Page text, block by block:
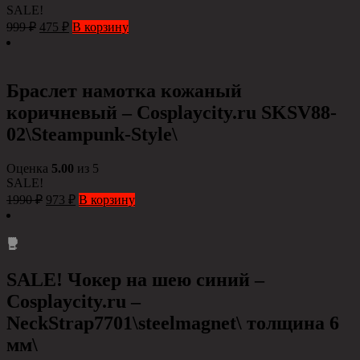
SALE!
999₽ 475 ₽ В корзину
Браслет намотка кожаный
коричневый – Сosplaycity.ru SKSV88-
02\Steampunk-Style\
Оценка 5.00 из 5
SALE!
1990₽ 973 ₽ В корзину
SALE! Чокер на шею синий –
Cosplaycity.ru –
NeckStrap7701\steelmagnet\ толщина 6
мм\